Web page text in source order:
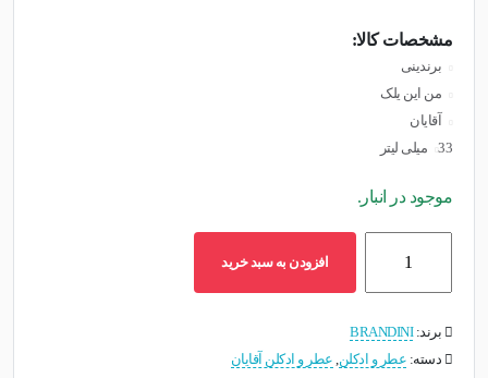
مشخصات کالا:
برندینی
من این یلک
آقایان
33میلی لیتر
موجود در انبار.
مردانه
برندینی
افزودن به سبد خرید
برند:BRANDINI
دسته: عطر و ادکلن, عطر و ادکلن آقایان